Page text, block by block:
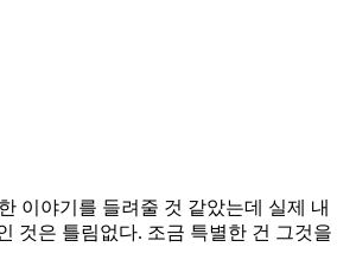
이야기를 들려줄 것 같았는데 실제 내
것은 틀림없다. 조금 특별한 건 그것을